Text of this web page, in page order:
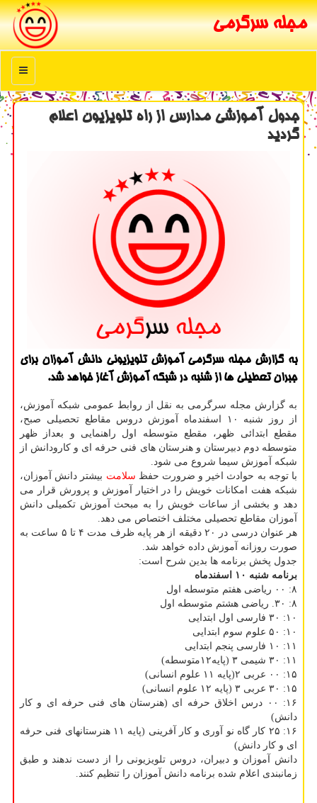
مجله سرگرمی
منو
جدول آموزشی مدارس از راه تلویزیون اعلام
گردید
به گزارش مجله سرگرمی آموزش تلویزیونی دانش آموزان برای
جبران تعطیلی ها از شنبه در شبكه آموزش آغاز خواهد شد.
به گزارش مجله سرگرمی به نقل از روابط عمومی شبكه آموزش،
از روز شنبه ۱۰ اسفندماه آموزش دروس مقاطع تحصیلی صبح،
مقطع ابتدائی ظهر، مقطع متوسطه اول راهنمایی و بعداز ظهر
متوسطه دوم دبیرستان و هنرستان های فنی حرفه ای و كارودانش از
شبكه آموزش سیما شروع می شود.
با توجه به حوادث اخیر و ضرورت حفظ سلامت بیشتر دانش آموزان،
شبكه هفت امكانات خویش را در اختیار آموزش و پرورش قرار می
دهد و بخشی از ساعات خویش را به مبحث آموزش تكمیلی دانش
آموزان مقاطع تحصیلی مختلف اختصاص می دهد.
هر عنوان درسی در ۲۰ دقیقه از هر پایه ظرف مدت ۴ تا ۵ ساعت به
صورت روزانه آموزش داده خواهد شد.
جدول پخش برنامه ها بدین شرح است:
برنامه شنبه ۱۰ اسفندماه
۸: ۰۰ ریاضی هفتم متوسطه اول
۸: ۳۰. ریاضی هشتم متوسطه اول
۱۰: ۳۰ فارسی اول ابتدایی
۱۰: ۵۰ علوم سوم ابتدایی
۱۱: ۱۰ فارسی پنجم ابتدایی
۱۱: ۳۰ شیمی ۳ (پایه۱۲متوسطه)
۱۵: ۰۰ عربی ۲(پایه ۱۱ علوم انسانی)
۱۵: ۳۰ عربی ۳ (پایه ۱۲ علوم انسانی)
۱۶: ۰۰ درس اخلاق حرفه ای (هنرستان های فنی حرفه ای و كار
دانش)
۱۶: ۲۵ كار گاه نو آوری و كار آفرینی (پایه ۱۱ هنرستانهای فنی حرفه
ای و كار دانش)
دانش آموزان و دبیران، دروس تلویزیونی را از دست ندهند و طبق
زمانبندی اعلام شده برنامه دانش آموزان را تنظیم كنند.